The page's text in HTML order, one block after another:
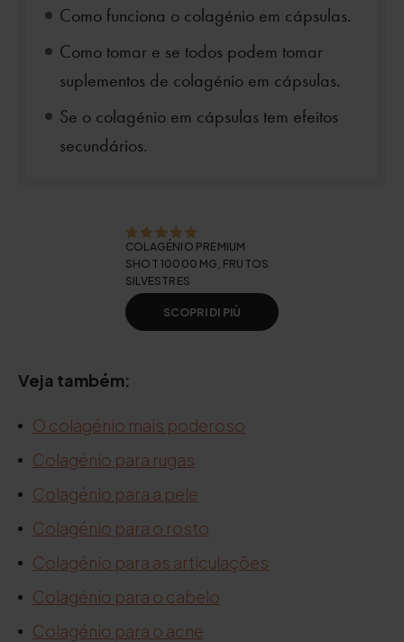
Como funciona o colagénio em cápsulas.
Como tomar e se todos podem tomar
suplementos de colagénio em cápsulas.
Se o colagénio em cápsulas tem efeitos
secundários.
COLAGÉNIO PREMIUM
SHOT 10000 MG, FRUTOS
SILVESTRES
SCOPRI DI PIÙ
Veja também:
O colagénio mais poderoso
Colagénio para rugas
Colagénio para a pele
Colagénio para o rosto
Colagénio para as articulações
Colagénio para o cabelo
Colagénio para o acne